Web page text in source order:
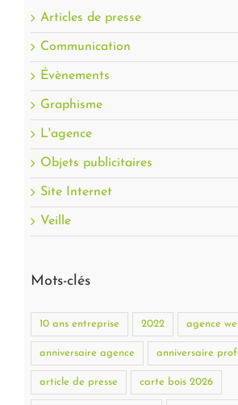
Articles de presse
Communication
Évènements
Graphisme
L'agence
Objets publicitaires
Site Internet
Veille
Mots-clés
10 ans entreprise 2022 agence
anniversaire agence anniversaire
article de presse carte bois 2026